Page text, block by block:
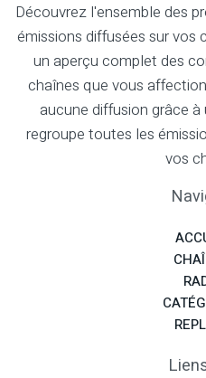
Découvrez l'ensemble des
émissions diffusées sur vos
un aperçu complet des
chaînes que vous
aucune diffusion grâce
regroupe toutes les
vos